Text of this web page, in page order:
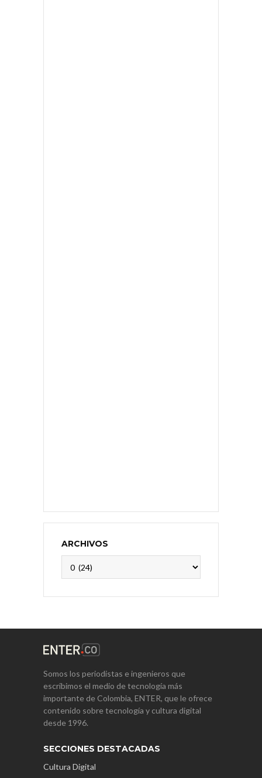
ARCHIVOS
Somos los periodistas e ingenieros que
escribimos el medio de tecnología más
importante de Colombia, ENTER, que le ofrece
contenido sobre tecnología y cultura digital
desde 1996.
SECCIONES DESTACADAS
Cultura Digital